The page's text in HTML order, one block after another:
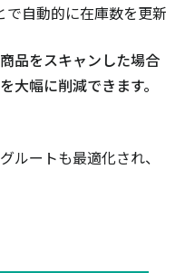
自動的に在庫数を更新
品をスキャンした場合
大幅に削減できます。
ルートも最適化され、